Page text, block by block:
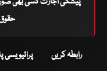
حقوق
رابطہ کریں پرائیویسی